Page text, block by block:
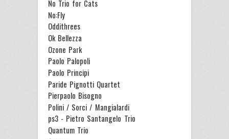
No Trio for Cats
No:Fly
Oddithrees
Ok Bellezza
Ozone Park
Paolo Palopoli
Paolo Principi
Paride Pignotti Quartet
Pierpaolo Bisogno
Polini / Sorci / Mangialardi
ps3 - Pietro Santangelo Trio
Quantum Trio